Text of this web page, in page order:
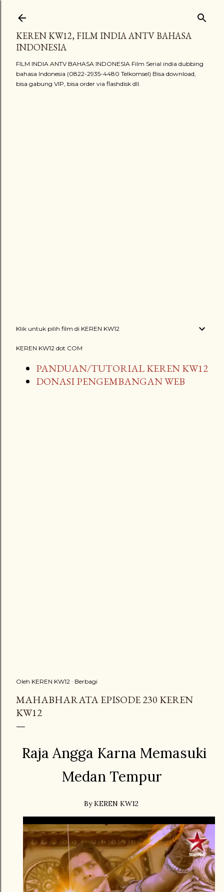
KEREN KW12, FILM INDIA ANTV BAHASA
INDONESIA
FILM INDIA ANTV BAHASA INDONESIA Film Serial india dubbing
bahasa Indonesia (0822-2935-4480 Telkomsel) Bisa download,
bisa gabung VIP, bisa order via flashdisk dll.
Klik untuk pilih film di KEREN KW12
KEREN KW12 dot COM
PANDUAN/TUTORIAL KEREN KW12
DONASI PENGEMBANGAN WEB
Oleh KEREN KW12 Berbagi
MAHABHARATA EPISODE 230 KEREN
KW12
Raja Angga Karna Memasuki
Medan Tempur
By KEREN KW12